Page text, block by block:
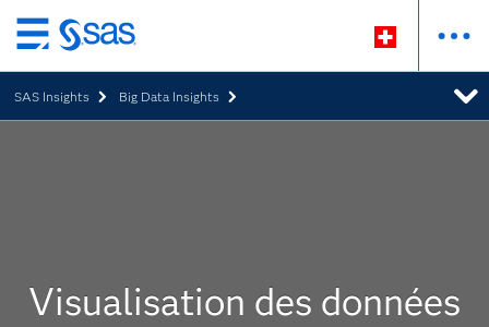
Passer
au
contenu
principal
SAS Insights Big Data Insights
Visualisation des données